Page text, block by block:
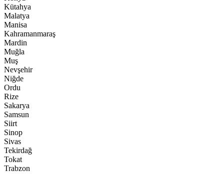
Kütahya
Malatya
Manisa
Kahramanmaraş
Mardin
Muğla
Muş
Nevşehir
Niğde
Ordu
Rize
Sakarya
Samsun
Siirt
Sinop
Sivas
Tekirdağ
Tokat
Trabzon